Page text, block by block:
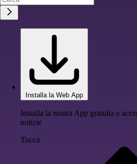
Installa la Web App
Installa la nostra App gratuita e
notizie
Tocca